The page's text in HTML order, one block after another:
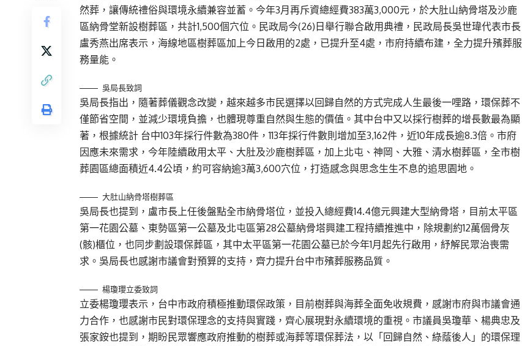
然葬，讓傳統禮俗與環境永續兼容並蓄。今年3月再斥資總經費383萬3,000元，於大肚山納骨塔及沙鹿
區納骨堂新設樹葬區，共計1,500個穴位。民政局今(26)日舉行聯合啟用典禮，民政局長吳世瑋代表市長
盧秀燕出席表示，海線地區樹葬區加上今日啟用的2處，已提升至4處，市府持續布建，全力提升殯葬服
務量能。
吳局長致詞
吳局長指出，隨著葬儀觀念改變，越來越多市民選擇以回歸自然的方式完成人生最後一哩路，環保葬不
僅節省空間，並減少環境負擔，也體現尊重自然與生態的價值。其中台中又以採行樹葬的增長數最為顯
著，根據統計 台中103年採行件數為380件，113年採行件數則增加至3,162件，近10年成長逾8.3倍。市府
因應未來需求，今年陸續啟用太平、大肚及沙鹿樹葬區，加上北屯、神岡、大雅、清水樹葬區，全市樹
葬園區總面積近4.4公頃，約可容納逾3萬3,600穴位，打造感念與思念生生不息的追思園地。
大肚山納骨塔樹葬區
吳局長也提到，盧市長上任後盤點全市納骨塔位，並投入總經費14.4億元興建大型納骨塔，目前太平區
第一花園公墓、東勢區第一公墓及北屯區第28公墓納骨塔興建工程持續推進中，除規劃約12萬個骨灰
(骸)櫃位，也同步劃設環保葬區，其中太平區第一花園公墓已於今年1月起先行啟用，紓解民眾治喪需
求。吳局長也感謝市議會對預算的支持，齊力提升台中市殯葬服務品質。
楊瓊瓔立委致詞
立委楊瓊瓔表示，台中市政府積極推動環保政策，目前樹葬與海葬全面免收規費，感謝市府與市議會通
力合作，也感謝市民對環保理念的支持與實踐，齊心展現對永續環境的重視。市議員吳瓊華、楊典忠及
張家銨也提到，期盼民眾響應政府推動的樹葬或海葬等環保葬法，以「回歸自然、綠蔭後人」的環保理